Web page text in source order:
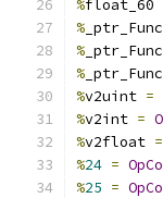
%float_60
%
%
%
%v2uint =
%v2int =
%v2float =
%24 =
%25 =